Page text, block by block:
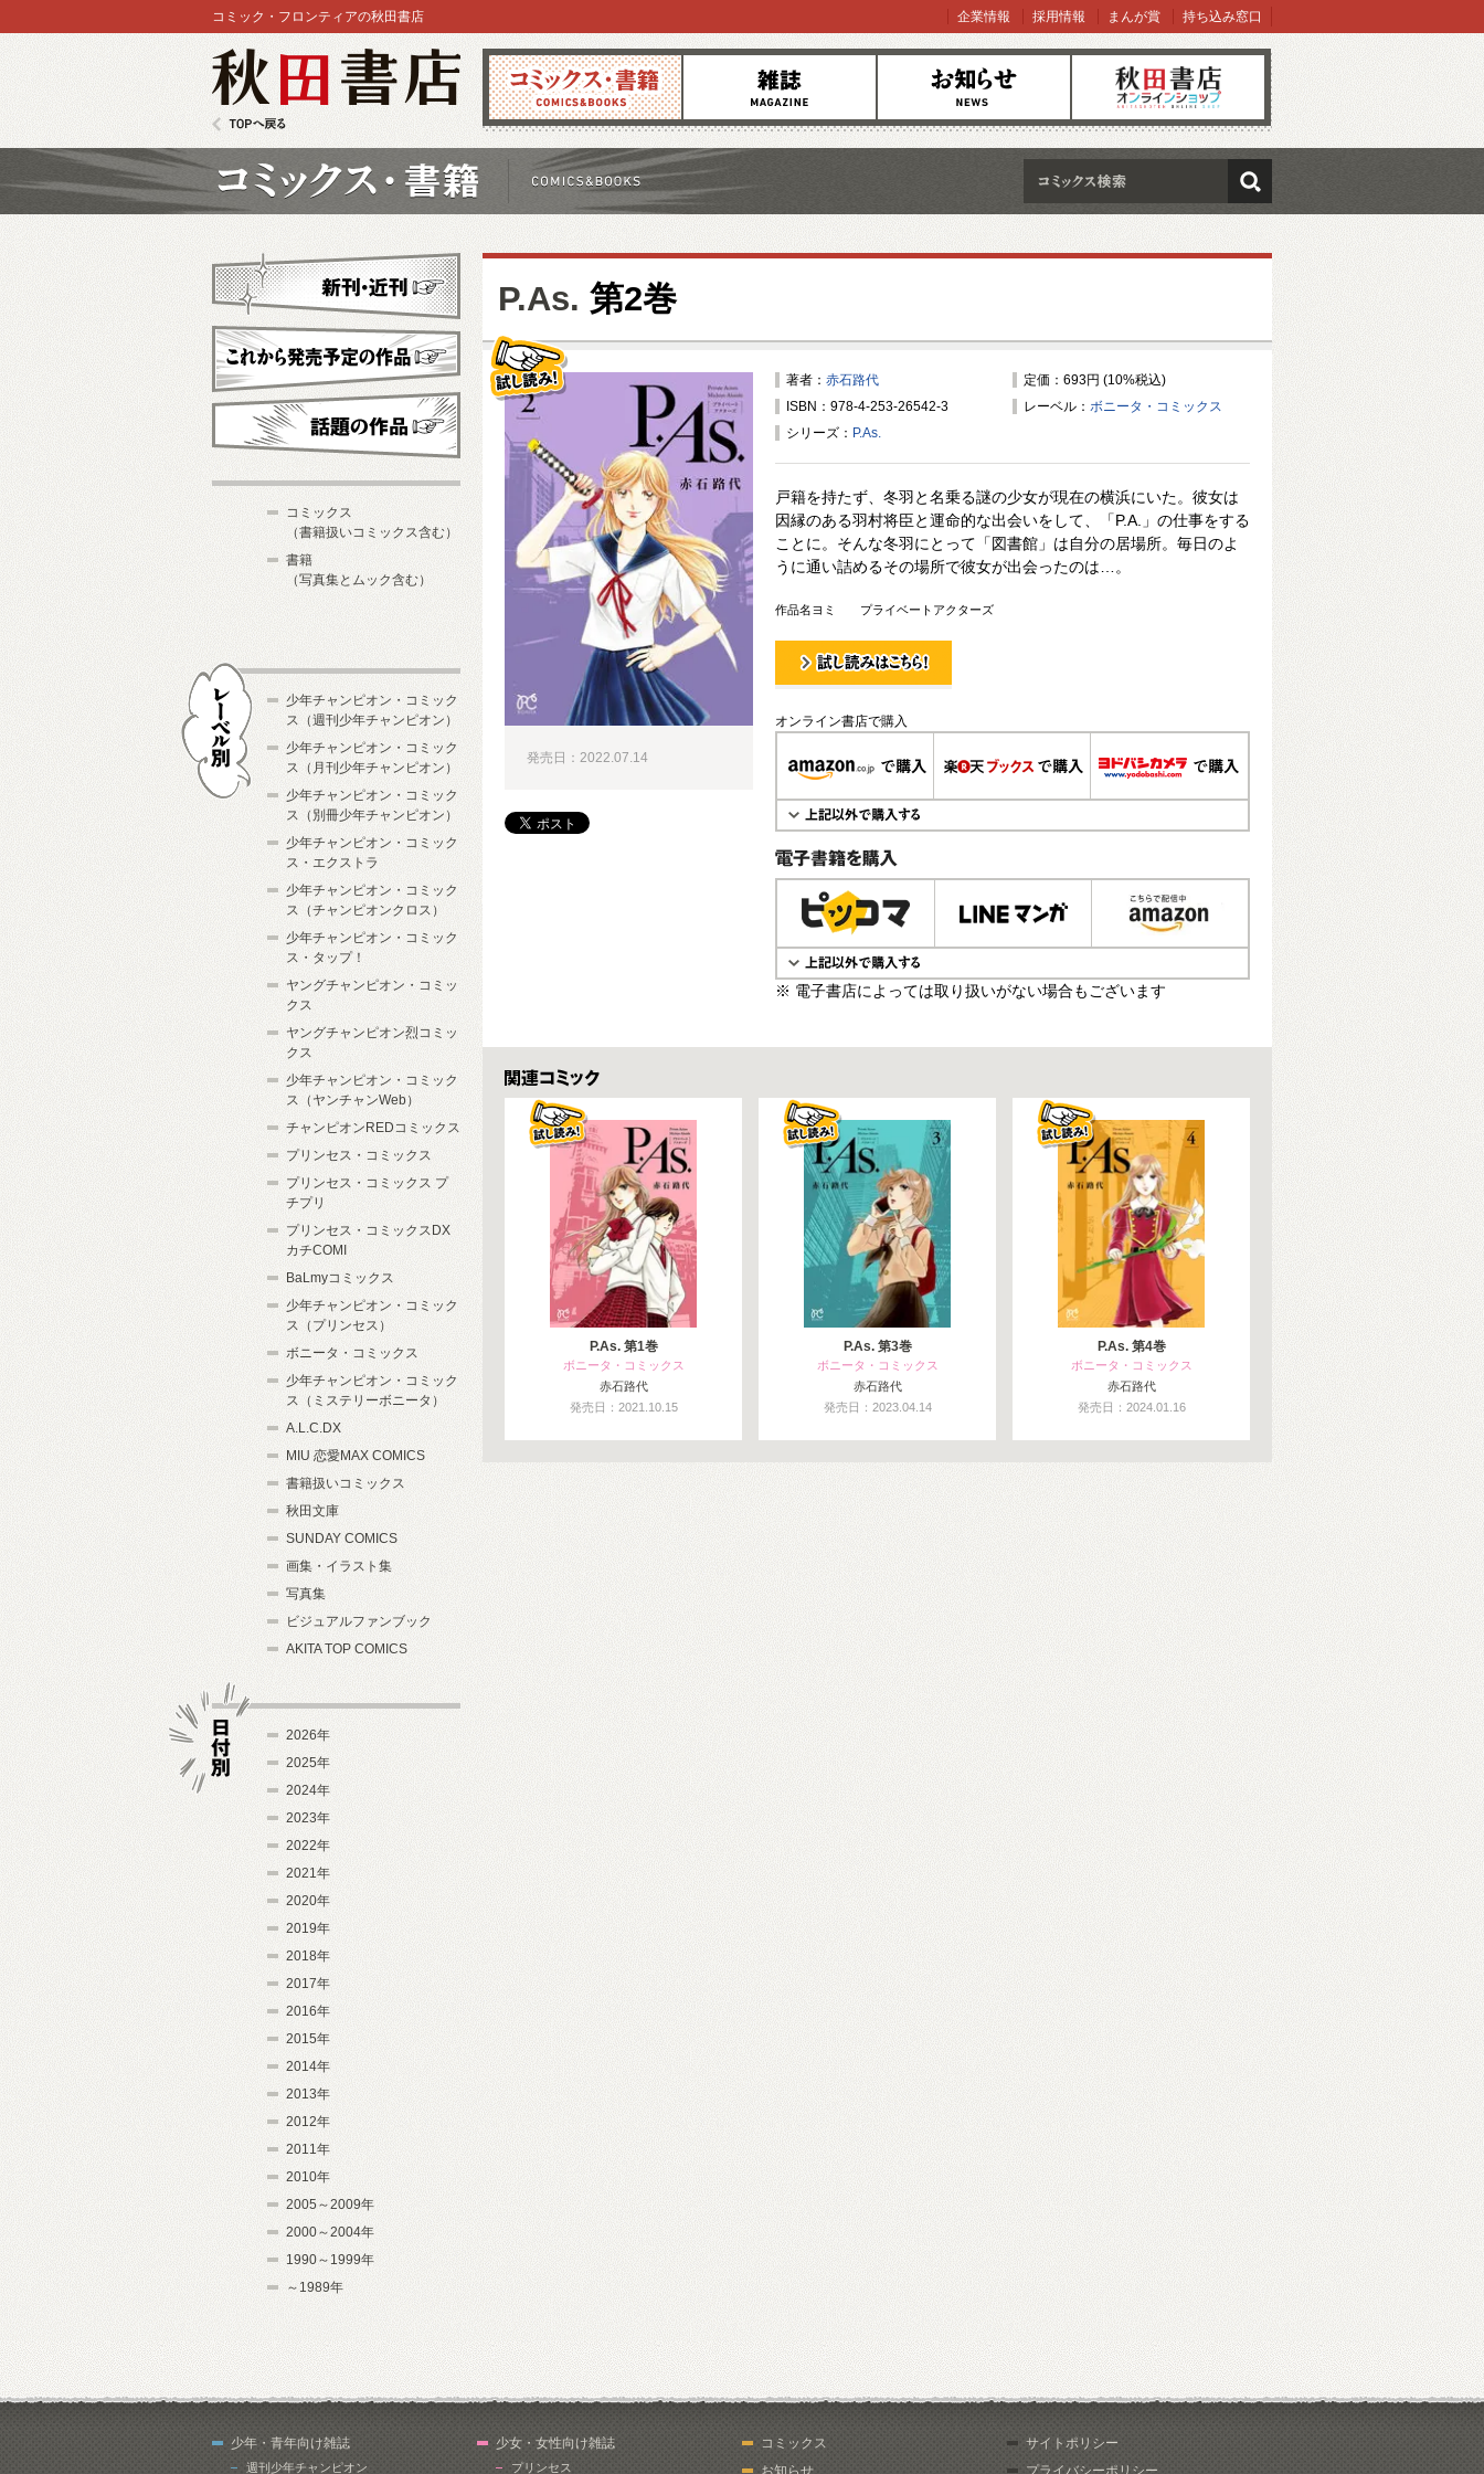
コミックス 雑誌 お知らせ オンラインショップ
コミック・フロンティアの秋田書店 企業情報 採用情報 まんが賞 持ち込み窓口
検索
P.As. 第2巻
著者： 赤石路代
定価：693円 (10%税込)
ISBN：978-4-253-26542-3
レーベル： ボニータ・コミックス
シリーズ： P.As.
戸籍を持たず、冬羽と名乗る謎の少女が現在の横浜にいた。彼女は
因縁のある羽村将臣と運命的な出会いをして、「P.A.」の仕事をする
ことに。そんな冬羽にとって「図書館」は自分の居場所。毎日のよ
うに通い詰めるその場所で彼女が出会ったのは…。
作品名ヨミ プライベートアクターズ
試し読み！
オンライン書店で購入
電子書籍で購入
※ 電子書店によっては取り扱いがない場合もございます
発売日：2022.07.14
関連コミックス
P.As. 第1巻
ボニータ・コミックス
赤石路代
発売日：2021.10.15
P.As. 第3巻
ボニータ・コミックス
赤石路代
発売日：2023.04.14
P.As. 第4巻
ボニータ・コミックス
赤石路代
発売日：2024.01.16
新刊・近刊
これから発売予定
コミックス
（書籍扱いコミックス含む）
書籍
（写真集とムック含む）
少年チャンピオン・コミック
ス（週刊少年チャンピオン）
少年チャンピオン・コミック
ス（月刊少年チャンピオン）
少年チャンピオン・コミック
ス（別冊少年チャンピオン）
少年チャンピオン・コミック
ス・エクストラ
少年チャンピオン・コミック
ス（チャンピオンクロス）
少年チャンピオン・コミック
ス・タップ！
ヤングチャンピオン・コミッ
クス
ヤングチャンピオン烈コミッ
クス
少年チャンピオン・コミック
ス（ヤンチャンWeb）
チャンピオンREDコミックス
プリンセス・コミックス
プリンセス・コミックス プ
チプリ
プリンセス・コミックスDX
カチCOMI
BaLmyコミックス
少年チャンピオン・コミック
ス（プリンセス）
ボニータ・コミックス
少年チャンピオン・コミック
ス（ミステリーボニータ）
A.L.C.DX
MIU 恋愛MAX COMICS
書籍扱いコミックス
秋田文庫
SUNDAY COMICS
画集・イラスト集
写真集
ビジュアルファンブック
AKITA TOP COMICS
2026年
2025年
2024年
2023年
2022年
2021年
2020年
2019年
2018年
2017年
2016年
2015年
2014年
2013年
2012年
2011年
2010年
2005～2009年
2000～2004年
1990～1999年
～1989年
少年・青年向け雑誌
週刊少年チャンピオン
少女・女性向け雑誌
プリンセス
コミックス
お知らせ
サイトポリシー
プライバシーポリシー